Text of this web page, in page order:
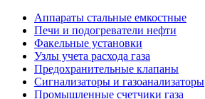
Аппараты стальные емкостные
Печи и подогреватели нефти
Факельные установки
Узлы учета расхода газа
Предохранительные клапаны
Сигнализаторы и газоанализаторы
Промышленные счетчики газа